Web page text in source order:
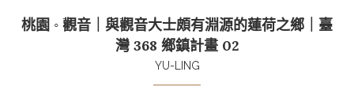
桃園 ◦ 觀音｜與觀音大士頗有淵源的蓮荷之鄉｜臺
灣 368 鄉鎮計畫 02
YU-LING